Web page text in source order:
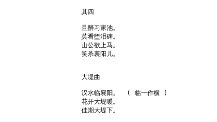
其四
且醉习家池。
莫看堕泪碑。
山公欲上马。
笑杀襄阳儿。
大堤曲
汉水临襄阳。  ( 临一作横 )
花开大堤暖。
佳期大堤下。